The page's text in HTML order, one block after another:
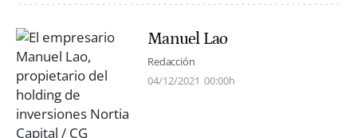
Manuel Lao
Redacción
04/12/2021 00:00h